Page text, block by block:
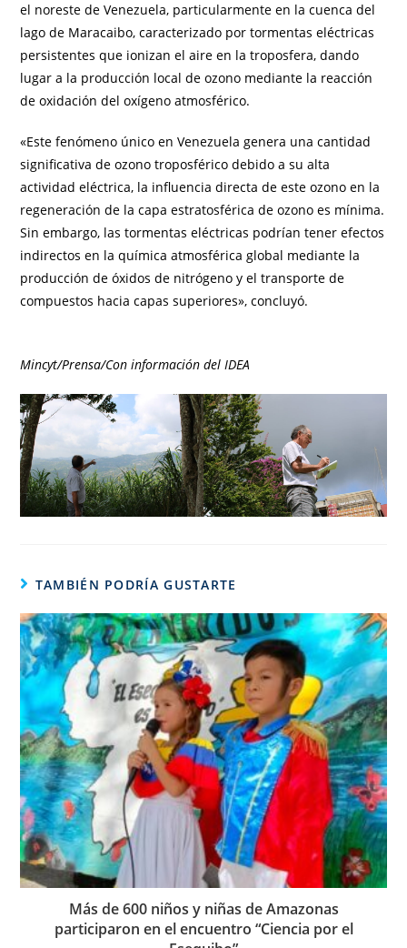
el noreste de Venezuela, particularmente en la cuenca del
lago de Maracaibo, caracterizado por tormentas eléctricas
persistentes que ionizan el aire en la troposfera, dando
lugar a la producción local de ozono mediante la reacción
de oxidación del oxígeno atmosférico.
«Este fenómeno único en Venezuela genera una cantidad
significativa de ozono troposférico debido a su alta
actividad eléctrica, la influencia directa de este ozono en la
regeneración de la capa estratosférica de ozono es mínima.
Sin embargo, las tormentas eléctricas podrían tener efectos
indirectos en la química atmosférica global mediante la
producción de óxidos de nitrógeno y el transporte de
compuestos hacia capas superiores», concluyó.
Mincyt/Prensa/Con información del IDEA
TAMBIÉN PODRÍA GUSTARTE
Más de 600 niños y niñas de Amazonas
participaron en el encuentro “Ciencia por el